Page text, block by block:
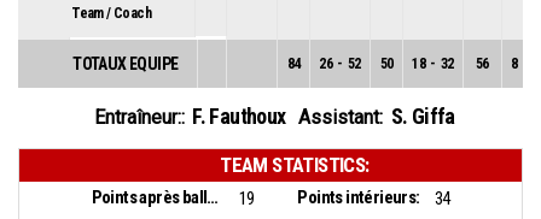
Team / Coach
TOTAUX EQUIPE 84 26 - 52 50 18 - 32 56 8
Entraîneur:: F. Fauthoux Assistant: S. Giffa
TEAM STATISTICS:
Points après balles perdues: 19 Points intérieurs:
34